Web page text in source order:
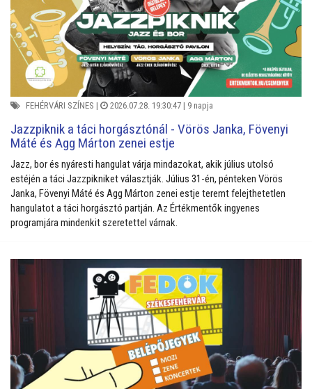
FEHÉRVÁRI SZÍNES | 2026.07.28. 19:30:47 | 9 napja
Jazzpiknik a táci horgásztónál - Vörös Janka, Fövenyi
Máté és Agg Márton zenei estje
Jazz, bor és nyáresti hangulat várja mindazokat, akik július utolsó
estéjén a táci Jazzpikniket választják. Július 31-én, pénteken Vörös
Janka, Fövenyi Máté és Agg Márton zenei estje teremt felejthetetlen
hangulatot a táci horgásztó partján. Az Értékmentők ingyenes
programjára mindenkit szeretettel várnak.